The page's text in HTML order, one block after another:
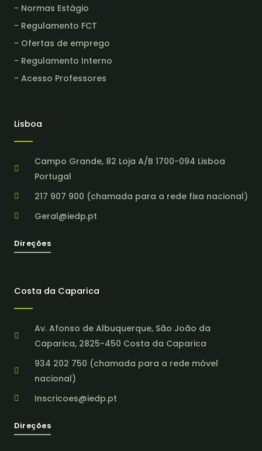
- Normas Estágio
- Regulamento FCT
- Ofertas de emprego
- Regulamento Interno
- Acesso Professores
Lisboa
Campo Grande, 82 Loja A/B 1700-094 Lisboa
Portugal
217 907 900 (chamada para a rede fixa nacional)
Geral@iedp.pt
Direções
Costa da Caparica
Av. Afonso de Albuquerque, São João da
Caparica, 2825-450 Costa da Caparica
934 202 750 (chamada para a rede móvel
nacional)
Inscricoes@iedp.pt
Direções